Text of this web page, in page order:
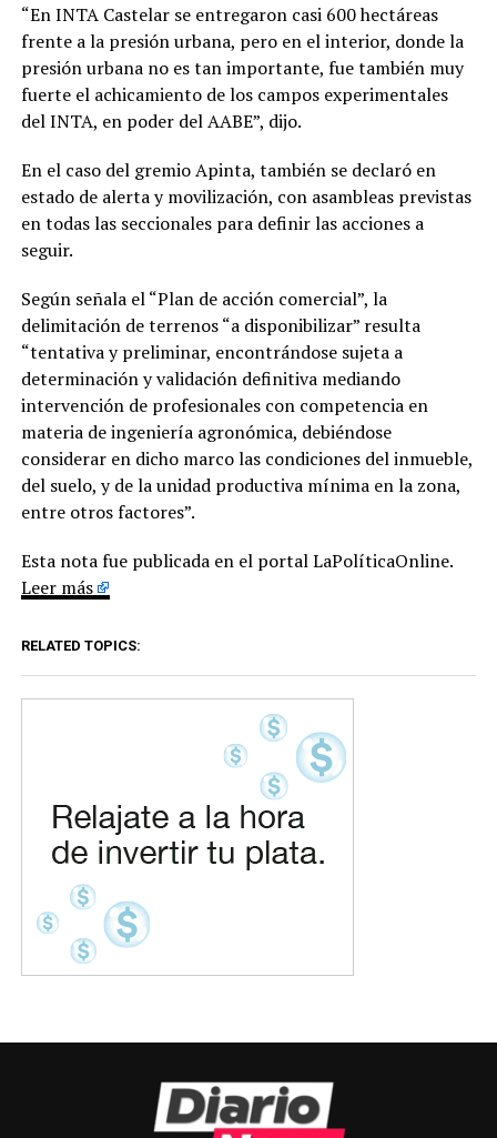
“En INTA Castelar se entregaron casi 600 hectáreas
frente a la presión urbana, pero en el interior, donde la
presión urbana no es tan importante, fue también muy
fuerte el achicamiento de los campos experimentales
del INTA, en poder del AABE”, dijo.
En el caso del gremio Apinta, también se declaró en
estado de alerta y movilización, con asambleas previstas
en todas las seccionales para definir las acciones a
seguir.
Según señala el “Plan de acción comercial”, la
delimitación de terrenos “a disponibilizar” resulta
“tentativa y preliminar, encontrándose sujeta a
determinación y validación definitiva mediando
intervención de profesionales con competencia en
materia de ingeniería agronómica, debiéndose
considerar en dicho marco las condiciones del inmueble,
del suelo, y de la unidad productiva mínima en la zona,
entre otros factores”.
Esta nota fue publicada en el portal LaPolíticaOnline.
Leer más
RELATED TOPICS: